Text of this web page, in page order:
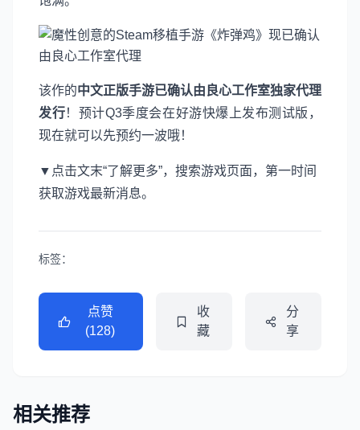
该作的中文正版手游已确认由良心工作室独家代理
发行！预计Q3季度会在好游快爆上发布测试版，
现在就可以先预约一波哦！
▼点击文末“了解更多”，搜索游戏页面，第一时间
获取游戏最新消息。
标签：
点赞
(128)
收
藏
分
享
相关推荐